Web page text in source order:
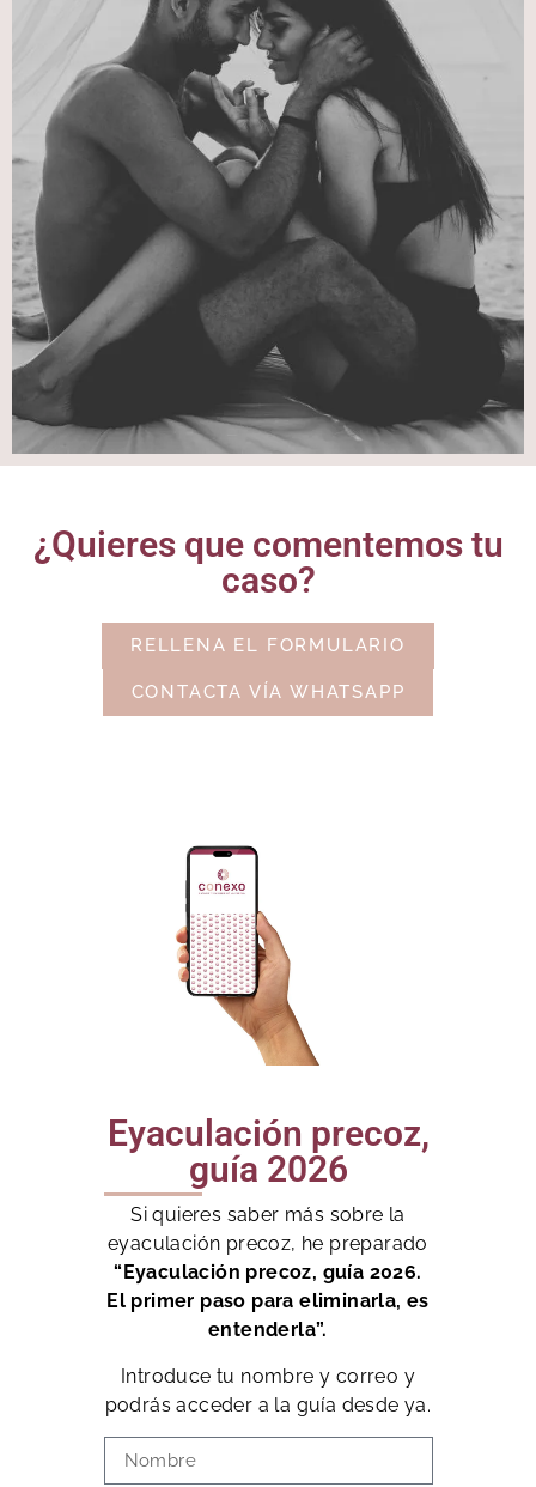
¿Quieres que comentemos tu
caso?
RELLENA EL FORMULARIO
CONTACTA VÍA WHATSAPP
Eyaculación precoz,
guía 2026
Si quieres saber más sobre la
eyaculación precoz, he preparado
“Eyaculación precoz, guía 2026.
El primer paso para eliminarla, es
entenderla”.
Introduce tu nombre y correo y
podrás acceder a la guía desde ya.